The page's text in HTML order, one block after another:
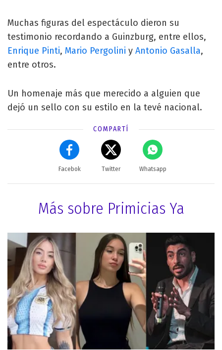
Muchas figuras del espectáculo dieron su
testimonio recordando a Guinzburg, entre ellos,
Enrique Pinti, Mario Pergolini y Antonio Gasalla,
entre otros.
Un homenaje más que merecido a alguien que
dejó un sello con su estilo en la tevé nacional.
COMPARTÍ
Facebok Twitter Whatsapp
Más sobre Primicias Ya